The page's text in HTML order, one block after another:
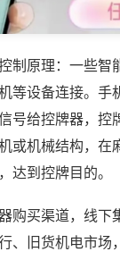
制原理：一些智
等设备连接。手
号给控牌器，控
或机械结构，在
达到控牌目的。
购买渠道，线下
、旧货机电市场